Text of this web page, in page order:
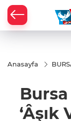
Anasayfa
‘Âşık